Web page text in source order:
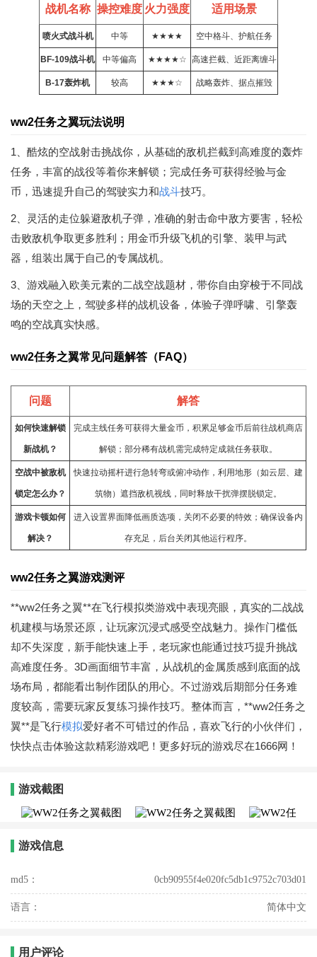
战机名称 操控难度 火力强度 适用场景
喷火式战斗机 中等 ★★★★ 空中格斗、护航任务
BF-109战斗机 中等偏高 ★★★★☆ 高速拦截、近距离缠斗
B-17轰炸机 较高 ★★★☆ 战略轰炸、据点摧毁
ww2任务之翼玩法说明
1、酷炫的空战射击挑战你，从基础的敌机拦截到高难度的轰炸
任务，丰富的战役等着你来解锁；完成任务可获得经验与金
币，迅速提升自己的驾驶实力和战斗技巧。
2、灵活的走位躲避敌机子弹，准确的射击命中敌方要害，轻松
击败敌机争取更多胜利；用金币升级飞机的引擎、装甲与武
器，组装出属于自己的专属战机。
3、游戏融入欧美元素的二战空战题材，带你自由穿梭于不同战
场的天空之上，驾驶多样的战机设备，体验子弹呼啸、引擎轰
鸣的空战真实快感。
ww2任务之翼常见问题解答（FAQ）
问题 解答
如何快速解锁
新战机？
完成主线任务可获得大量金币，积累足够金币后前往战机商店
解锁；部分稀有战机需完成特定成就任务获取。
空战中被敌机
锁定怎么办？
快速拉动摇杆进行急转弯或俯冲动作，利用地形（如云层、建
筑物）遮挡敌机视线，同时释放干扰弹摆脱锁定。
游戏卡顿如何
解决？
进入设置界面降低画质选项，关闭不必要的特效；确保设备内
存充足，后台关闭其他运行程序。
ww2任务之翼游戏测评
**ww2任务之翼**在飞行模拟类游戏中表现亮眼，真实的二战战
机建模与场景还原，让玩家沉浸式感受空战魅力。操作门槛低
却不失深度，新手能快速上手，老玩家也能通过技巧提升挑战
高难度任务。3D画面细节丰富，从战机的金属质感到底面的战
场布局，都能看出制作团队的用心。不过游戏后期部分任务难
度较高，需要玩家反复练习操作技巧。整体而言，**ww2任务之
翼**是飞行模拟爱好者不可错过的作品，喜欢飞行的小伙伴们，
快快点击体验这款精彩游戏吧！更多好玩的游戏尽在1666网！
游戏截图
游戏信息
md5： 0cb90955f4e020fc5db1c9752c703d01
语言： 简体中文
用户评论